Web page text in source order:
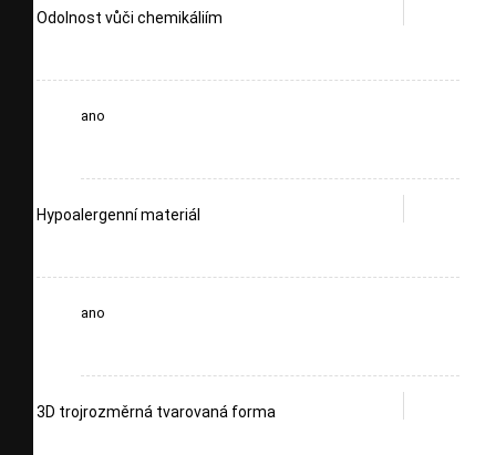
Odolnost vůči chemikáliím
ano
Hypoalergenní materiál
ano
3D trojrozměrná tvarovaná forma